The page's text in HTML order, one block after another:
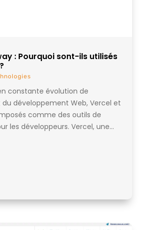
: Pourquoi sont-ils utilisés
constante évolution de
développement Web, Vercel et
comme des outils de
les développeurs. Vercel, une...